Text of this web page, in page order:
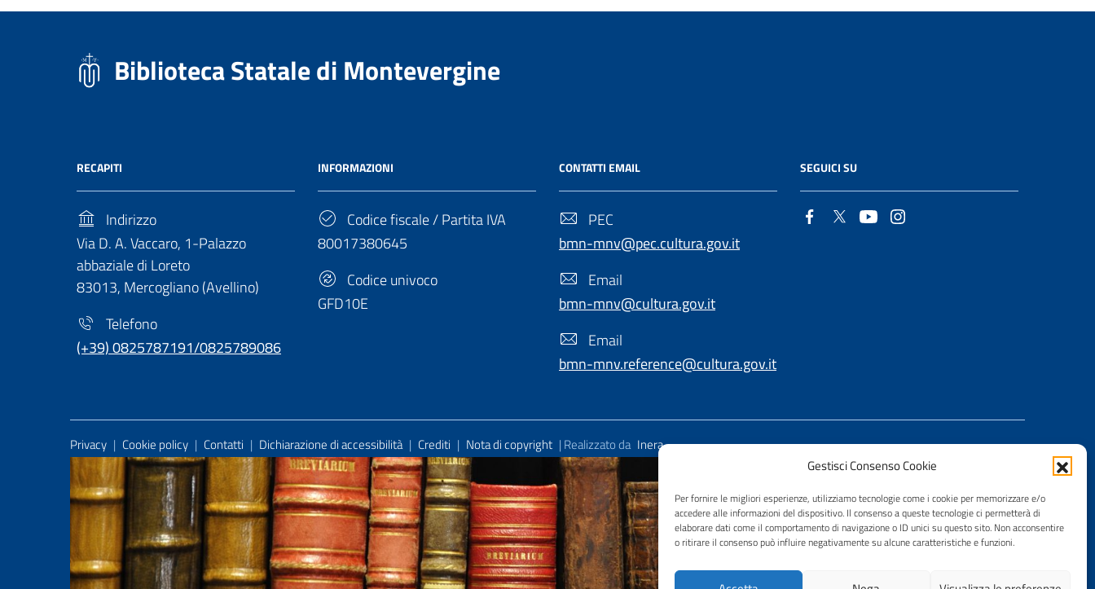
Gestisci Consenso Cookie
Per fornire le migliori esperienze, utilizziamo tecnologie come i cookie per memorizzare e/o
accedere alle informazioni del dispositivo. Il consenso a queste tecnologie ci permetterà di
elaborare dati come il comportamento di navigazione o ID unici su questo sito. Non acconsentire
o ritirare il consenso può influire negativamente su alcune caratteristiche e funzioni.
Biblioteca Statale di Montevergine
RECAPITI
Indirizzo
Via D. A. Vaccaro, 1-Palazzo
abbaziale di Loreto
83013, Mercogliano (Avellino)
Telefono
(+39) 0825787191/0825789086
INFORMAZIONI
Codice fiscale / Partita IVA
80017380645
Codice univoco
GFD10E
CONTATTI EMAIL
PEC
bmn-mnv@pec.cultura.gov.it
Email
bmn-mnv@cultura.gov.it
Email
bmn-mnv.reference@cultura.gov.it
SEGUICI SU
Useful Links Section
Privacy | Cookie policy | Contatti | Dichiarazione di accessibilità | Crediti | Nota di copyright | Realizzato da Inera